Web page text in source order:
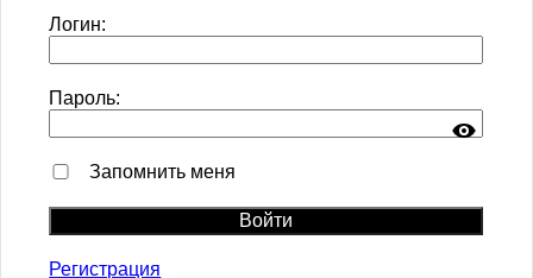
Логин:
Пароль:
Запомнить меня
Регистрация